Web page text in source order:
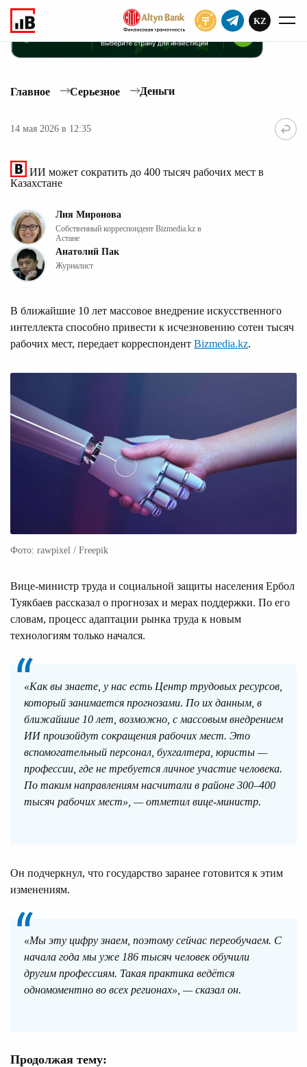
KZ
Главное Серьезное Деньги
14 мая 2026 в 12:35
ИИ может сократить до 400 тысяч рабочих мест в
Казахстане
Лия Миронова
Собственный корреспондент Bizmedia.kz в
Астане
Анатолий Пак
Журналист
В ближайшие 10 лет массовое внедрение искусственного
интеллекта способно привести к исчезновению сотен тысяч
рабочих мест, передает корреспондент Bizmedia.kz.
Фото: rawpixel / Freepik
Вице-министр труда и социальной защиты населения Ербол
Туякбаев рассказал о прогнозах и мерах поддержки. По его
словам, процесс адаптации рынка труда к новым
технологиям только начался.
«Как вы знаете, у нас есть Центр трудовых ресурсов,
который занимается прогнозами. По их данным, в
ближайшие 10 лет, возможно, с массовым внедрением
ИИ произойдут сокращения рабочих мест. Это
вспомогательный персонал, бухгалтера, юристы —
профессии, где не требуется личное участие человека.
По таким направлениям насчитали в районе 300–400
тысяч рабочих мест», — отметил вице-министр.
Он подчеркнул, что государство заранее готовится к этим
изменениям.
«Мы эту цифру знаем, поэтому сейчас переобучаем. С
начала года мы уже 186 тысяч человек обучили
другим профессиям. Такая практика ведётся
одномоментно во всех регионах», — сказал он.
Продолжая тему: